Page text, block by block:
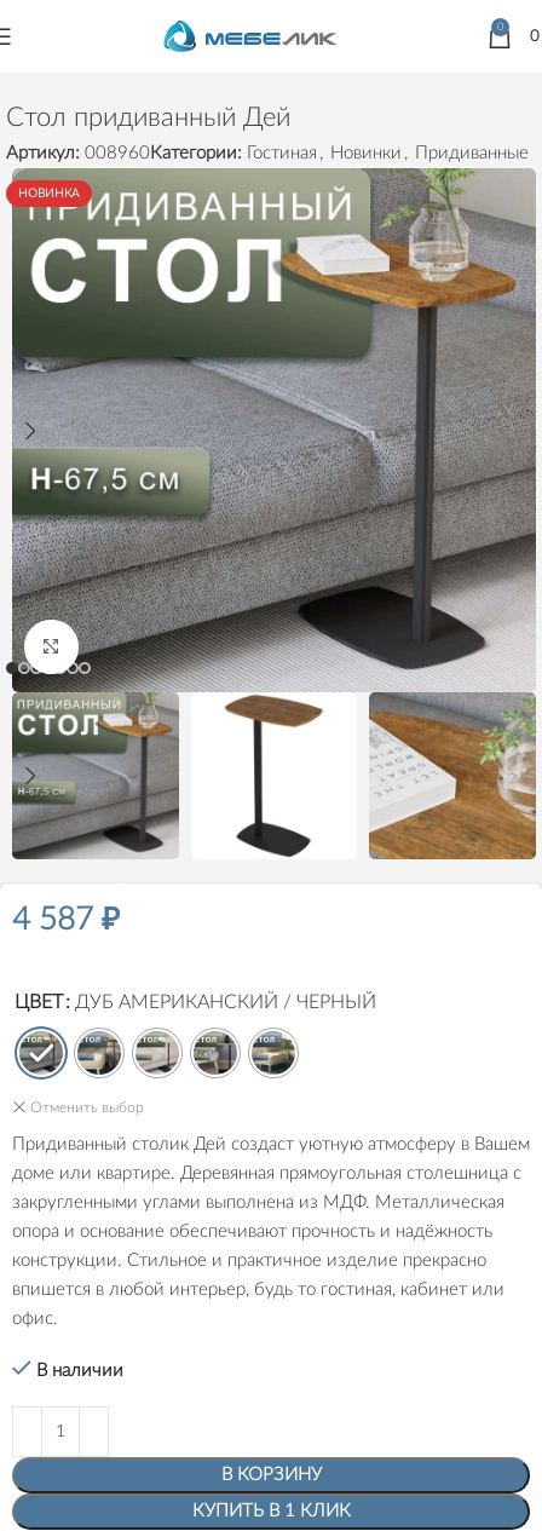
0
Стол придиванный Дей
Артикул: 008960 Категории: Гостиная , Новинки , Придиванные
НОВИНКА
Нажмите, чтобы увеличить
4 587 ₽
ЦВЕТ ДУБ АМЕРИКАНСКИЙ / ЧЕРНЫЙ
Отменить выбор
Придиванный столик Дей создаст уютную атмосферу в Вашем
доме или квартире. Деревянная прямоугольная столешница с
закругленными углами выполнена из МДФ. Металлическая
опора и основание обеспечивают прочность и надёжность
конструкции. Стильное и практичное изделие прекрасно
впишется в любой интерьер, будь то гостиная, кабинет или
офис.
В наличии
В КОРЗИНУ
КУПИТЬ В 1 КЛИК